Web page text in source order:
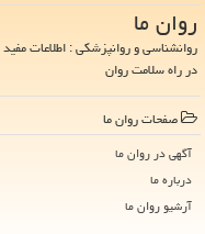
روان ما
روانشناسی و روانپزشکی : اطلاعات
در راه سلامت روان
صفحات روان ما
آگهی در روان ما
درباره ما
آرشیو روان ما